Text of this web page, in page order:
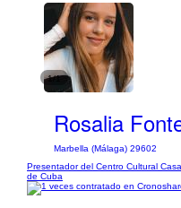
1/1
Rosalia
Marbella (Málaga) 29602
Presentador del Centro Cultural
de Cuba